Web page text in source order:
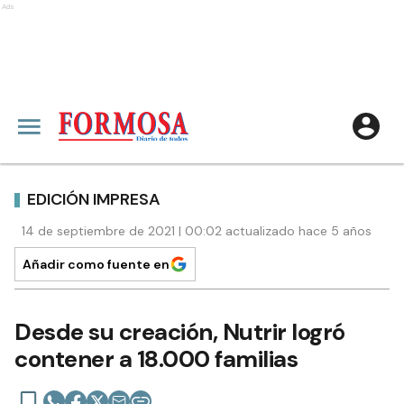
Ads
EDICIÓN IMPRESA
14 de septiembre de 2021 | 00:02 actualizado hace 5 años
Añadir como fuente en
Desde su creación, Nutrir logró
contener a 18.000 familias